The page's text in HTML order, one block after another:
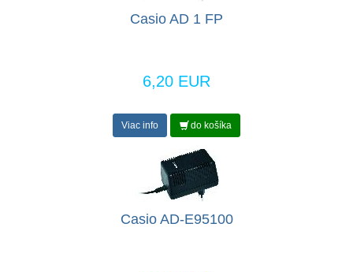
Casio AD 1 FP
6,20 EUR
Viac info do košíka
Casio AD-E95100